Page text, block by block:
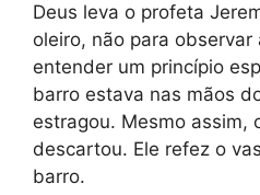
Deus leva o profeta
oleiro, não para observar
entender um princípio
barro estava nas mãos
estragou. Mesmo assim,
descartou. Ele refez o
barro.